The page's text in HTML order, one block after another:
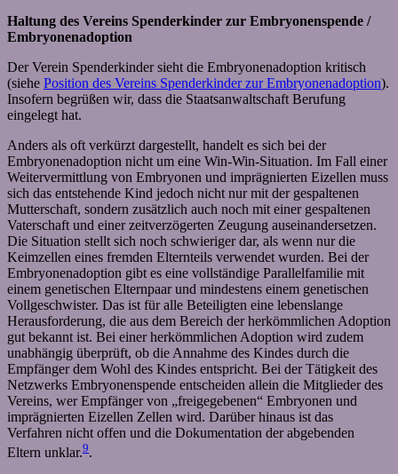
Haltung des Vereins Spenderkinder zur Embryonenspende /
Embryonenadoption
Der Verein Spenderkinder sieht die Embryonenadoption kritisch
(siehe Position des Vereins Spenderkinder zur Embryonenadoption).
Insofern begrüßen wir, dass die Staatsanwaltschaft Berufung
eingelegt hat.
Anders als oft verkürzt dargestellt, handelt es sich bei der
Embryonenadoption nicht um eine Win-Win-Situation. Im Fall einer
Weitervermittlung von Embryonen und imprägnierten Eizellen muss
sich das entstehende Kind jedoch nicht nur mit der gespaltenen
Mutterschaft, sondern zusätzlich auch noch mit einer gespaltenen
Vaterschaft und einer zeitverzögerten Zeugung auseinandersetzen.
Die Situation stellt sich noch schwieriger dar, als wenn nur die
Keimzellen eines fremden Elternteils verwendet wurden. Bei der
Embryonenadoption gibt es eine vollständige Parallelfamilie mit
einem genetischen Elternpaar und mindestens einem genetischen
Vollgeschwister. Das ist für alle Beteiligten eine lebenslange
Herausforderung, die aus dem Bereich der herkömmlichen Adoption
gut bekannt ist. Bei einer herkömmlichen Adoption wird zudem
unabhängig überprüft, ob die Annahme des Kindes durch die
Empfänger dem Wohl des Kindes entspricht. Bei der Tätigkeit des
Netzwerks Embryonenspende entscheiden allein die Mitglieder des
Vereins, wer Empfänger von „freigegebenen“ Embryonen und
imprägnierten Eizellen Zellen wird. Darüber hinaus ist das
Verfahren nicht offen und die Dokumentation der abgebenden
Eltern unklar.9.